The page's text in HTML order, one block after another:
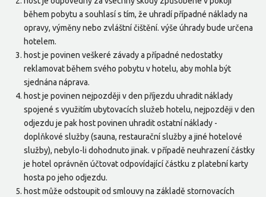
během pobytu a souhlasí s tím, že uhradí případné náklady na
opravy, výměny nebo zvláštní čištění. výše úhrady bude určena
hotelem.
host je povinen veškeré závady a případné nedostatky
reklamovat během svého pobytu v hotelu, aby mohla být
sjednána náprava.
host je povinen nejpozději v den příjezdu uhradit náklady
spojené s využitím ubytovacích služeb hotelu, nejpozději v den
odjezdu je pak host povinen uhradit ostatní náklady -
doplňkové služby (sauna, restaurační služby a jiné hotelové
služby), nebylo-li dohodnuto jinak. v případě neuhrazení částky
je hotel oprávněn účtovat odpovídající částku z platební karty
hosta po jeho odjezdu.
host může odstoupit od smlouvy na základě stornovacích